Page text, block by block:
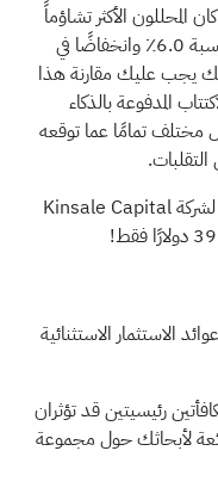
المحللون الأكثر تشاؤماً
يفترضون بالفعل نموًا سنويًا في الإيرادات بنسبة 6.0٪ وانخفاضًا في
لذلك يجب عليك مقارنة هذا
المدفوعة بالذكاء
مختلف تمامًا عما توقعه
استكشف 5 تقديرات أخرى للقيمة العادلة لشركة Kinsale Capital
الاستثمار الاستثنائية
رئيسيتينقد تؤثران
لأبحاثك حول مجموعة